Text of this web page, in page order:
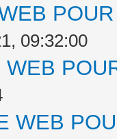
09:32:00
WEB